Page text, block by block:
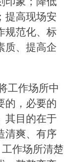
提高现场安
规范化、标
质、提高企
工作场所中
的，必要的
其目的在于
清爽、有序
作场所清楚